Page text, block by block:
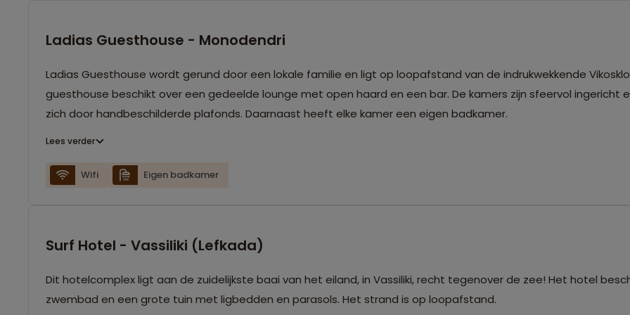
Ladias Guesthouse - Monodendri
Ladias Guesthouse wordt gerund door een lokale familie en ligt op loopafstand van de indrukwekkende Vikoskloof. Het
guesthouse beschikt over een gedeelde lounge met open haard en een bar. De kamers zijn sfeervol ingericht
zich door handbeschilderde plafonds. Daarnaast heeft elke kamer een eigen badkamer.
Lees verder
Wifi Eigen badkamer
Surf Hotel - Vassiliki (Lefkada)
Dit hotelcomplex ligt aan de zuidelijkste baai van het eiland, in Vassiliki, recht tegenover de zee! Het hotel
zwembad en een grote tuin met ligbedden en parasols. Het strand is op loopafstand.